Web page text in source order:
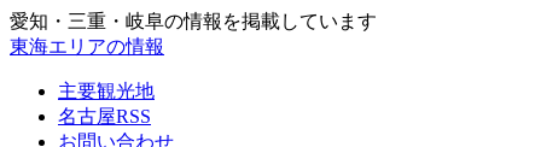
愛知・三重・岐阜の情報を掲載しています
東海エリアの情報
主要観光地
名古屋RSS
お問い合わせ